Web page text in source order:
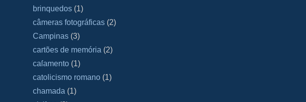
brinquedos (1)
câmeras fotográficas (2)
Campinas (3)
cartões de memória (2)
caſamento (1)
catolicismo romano (1)
chamada (1)